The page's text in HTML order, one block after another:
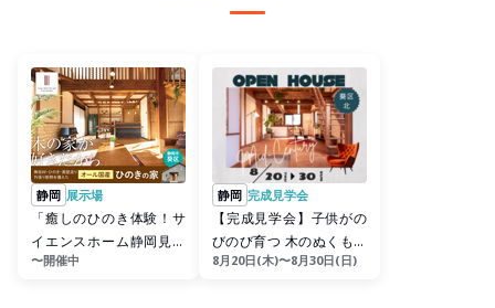
静岡 展示場
「癒しのひのき体験！サ
イエンスホーム静岡見学
会」
〜開催中
静岡 完成見学会
【完成見学会】子供がの
びのび育つ 木のぬくもり
×ミッドセンチュリーの家
8月20日(木)〜8月30日(日)